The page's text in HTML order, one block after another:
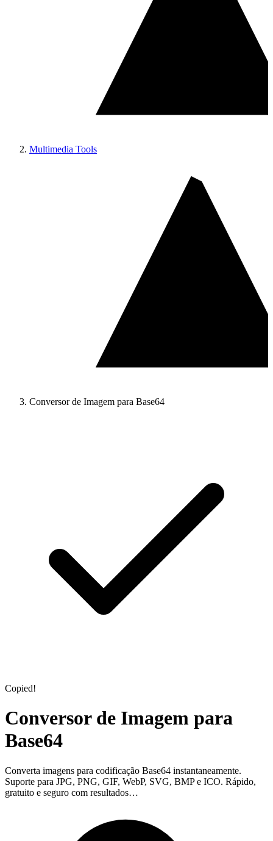
Multimedia Tools
Conversor de Imagem para Base64
Copied!
Conversor de Imagem para
Base64
Converta imagens para codificação Base64 instantaneamente.
Suporte para JPG, PNG, GIF, WebP, SVG, BMP e ICO. Rápido,
gratuito e seguro com resultados…